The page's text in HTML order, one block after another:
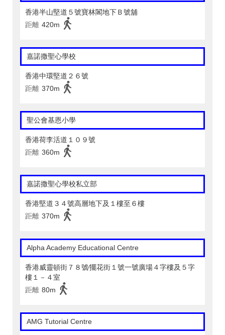
香港半山堅道５號寶林閣地下Ｂ號舖
距離 420m
嘉諾撒聖心學校
香港中環堅道２６號
距離 370m
聖公會基恩小學
香港荷李活道１０９號
距離 360m
嘉諾撒聖心學校私立部
香港堅道３４號高層地下及１樓至６樓
距離 370m
Alpha Academy Educational Centre
香港威靈頓街７８號∕擺花街１號一號廣場４字樓及５字
樓１－４室
距離 80m
AMG Tutorial Centre